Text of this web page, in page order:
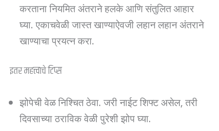
करताना नियमित अंतराने हलके आणि संतुलित आहार
घ्या. एकाचवेळी जास्त खाण्याऐवजी लहान लहान अंतराने
खाण्याचा प्रयत्न करा.
इतर महत्त्वाचे टिप्स
झोपेची वेळ निश्चित ठेवा. जरी नाईट शिफ्ट असेल, तरी
दिवसाच्या ठराविक वेळी पुरेशी झोप घ्या.